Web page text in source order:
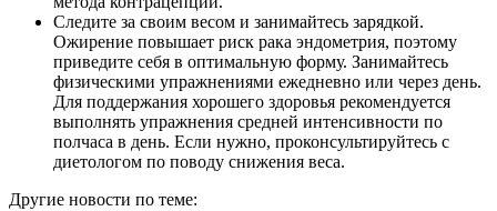
Следите за своим весом и занимайтесь зарядкой.
Ожирение повышает риск рака эндометрия, поэтому
приведите себя в оптимальную форму. Занимайтесь
физическими упражнениями ежедневно или через день.
Для поддержания хорошего здоровья рекомендуется
выполнять упражнения средней интенсивности по
полчаса в день. Если нужно, проконсультируйтесь с
диетологом по поводу снижения веса.
Другие новости по теме: